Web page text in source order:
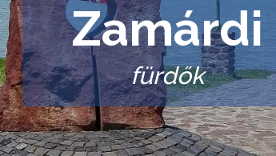
Zamárdi
fürdők